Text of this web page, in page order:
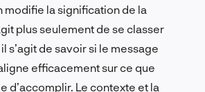
la signification de la
plus seulement de se classer
s’agit de savoir si le message
efficacement sur ce que
d’accomplir. Le contexte et la